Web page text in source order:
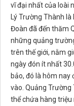
vĩ đại nhất của loài
Lý Trường Thành là
Đoàn đã đến thăm
những quảng
trên thế giới, nằm
ngày đón ít nhất
bảo, đó là hôm nay
vào. Quảng
thể chứa hàng triệu